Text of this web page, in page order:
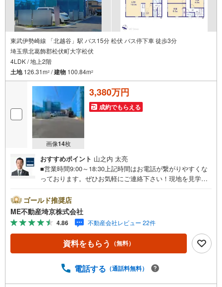
東武伊勢崎線 「北越谷」駅 バス15分 松伏 バス停下車 徒歩3分
埼玉県北葛飾郡松伏町大字松伏
4LDK / 地上2階
土地126.31m2 /建物 100.84m2
画像14枚
3,380万円
成約でもらえる
おすすめポイント 山之内 太亮
■営業時間9:00～18:30上記時間はお電話が繋がりやすくな
っております。ぜひお気軽にご連絡下さい！現地を見学さ
ご希望の日時をご記入いただけますとスムーズにご案内が
可能です。■ご来店特典1.ご見学、ご来店後にアンケート記
入でもれなく3、000円のQUOカードプレゼント（1組様1回
限り後日郵送）2.未公開の物件情報をご紹介3.不動産ご購
入、ご売却、太陽光発電システムご検討中のお客様、ご紹
介でもれなくQUOカード3、000円分プレゼント更にご紹介
円のご紹介料をお支払いさせて頂きます！詳しくはスタッ
ゴールド推奨店
ME不動産埼京株式会社
4.86 不動産会社レビュー 22件
資料をもらう （無料）
電話する （通話料無料）